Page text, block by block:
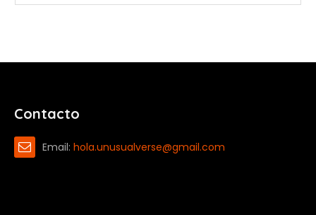
Contacto
Email: hola.unusualverse@gmail.com